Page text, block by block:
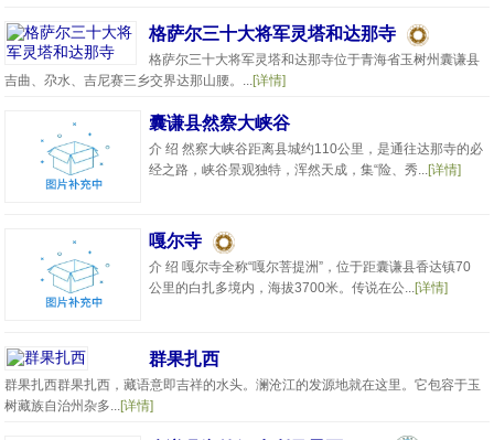
格萨尔三十大将军灵塔和达那寺
格萨尔三十大将军灵塔和达那寺位于青海省玉树州囊谦县
吉曲、尕水、吉尼赛三乡交界达那山腰。...[详情]
囊谦县然察大峡谷
介 绍 然察大峡谷距离县城约110公里，是通往达那寺的必
经之路，峡谷景观独特，浑然天成，集“险、秀...[详情]
嘎尔寺
介 绍 嘎尔寺全称“嘎尔菩提洲”，位于距囊谦县香达镇70
公里的白扎多境内，海拔3700米。传说在公...[详情]
群果扎西
群果扎西群果扎西，藏语意即吉祥的水头。澜沧江的发源地就在这里。它包容于玉
树藏族自治州杂多...[详情]